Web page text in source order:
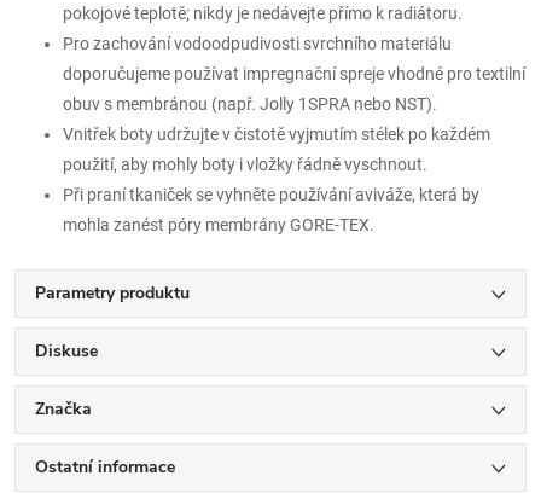
pokojové teplotě; nikdy je nedávejte přímo k radiátoru.
Pro zachování vodoodpudivosti svrchního materiálu
doporučujeme používat impregnační spreje vhodné pro textilní
obuv s membránou (např. Jolly 1SPRA nebo NST).
Vnitřek boty udržujte v čistotě vyjmutím stélek po každém
použití, aby mohly boty i vložky řádně vyschnout.
Při praní tkaniček se vyhněte používání aviváže, která by
mohla zanést póry membrány GORE-TEX.
Parametry produktu
Diskuse
Značka
Ostatní informace